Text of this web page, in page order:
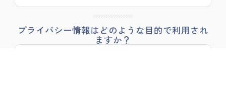
プライバシー情報はどのような目的で利用され
ますか？